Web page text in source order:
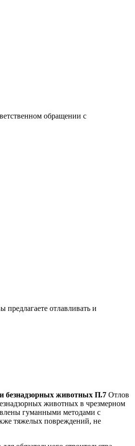
обращении с
отлавливать и
животных П.7 Отлов
животных в чрезмерном
гуманными методами с
тяжелых повреждений, не